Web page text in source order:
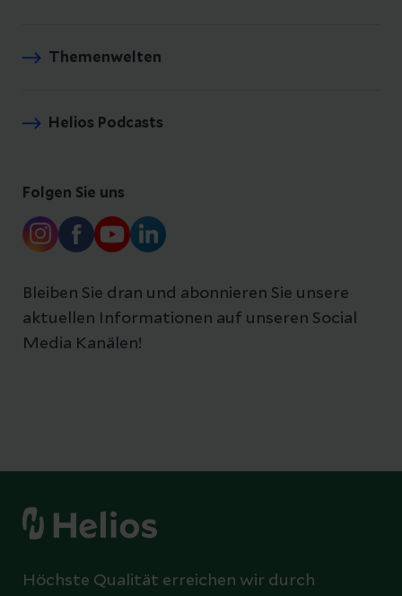
Themenwelten
Helios Podcasts
Folgen Sie uns
Bleiben Sie dran und abonnieren Sie unsere
aktuellen Informationen auf unseren Social
Media Kanälen!
Höchste Qualität erreichen wir durch